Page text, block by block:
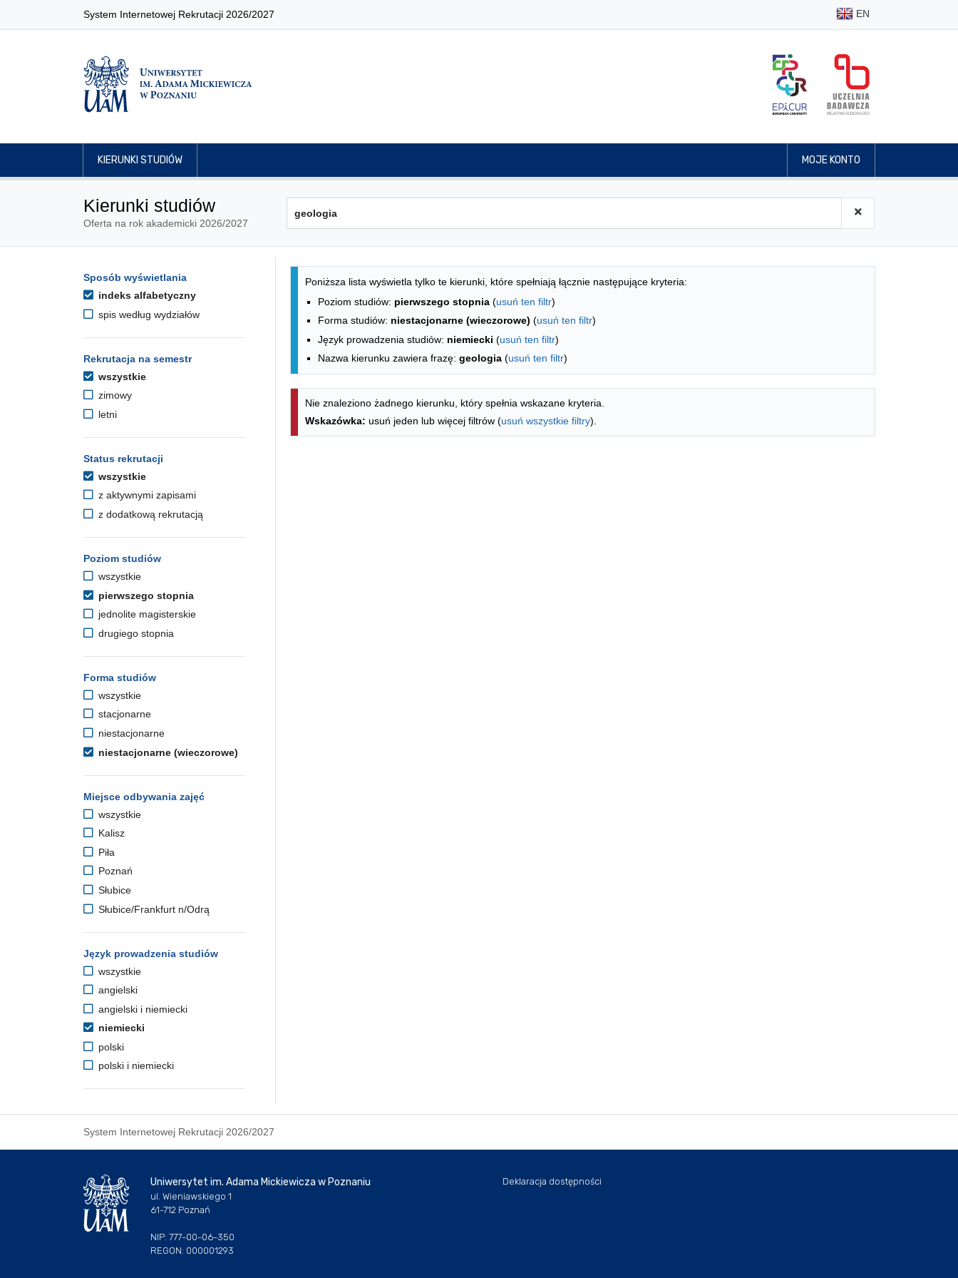
System Internetowej Rekrutacji 2026/2027 EN
KIERUNKI STUDIÓW MOJE KONTO
Kierunki studiów
Oferta na rok akademicki 2026/2027
Opcje filtrowania kierunków studiów
Przejdź do listy kierunków
Sposób wyświetlania
indeks alfabetyczny
spis według wydziałów
Rekrutacja na semestr
wszystkie
zimowy
letni
Status rekrutacji
wszystkie
z aktywnymi zapisami
z dodatkową rekrutacją
Poziom studiów
wszystkie
pierwszego stopnia
jednolite magisterskie
drugiego stopnia
Forma studiów
wszystkie
stacjonarne
niestacjonarne
niestacjonarne (wieczorowe)
Miejsce odbywania zajęć
wszystkie
Kalisz
Piła
Poznań
Słubice
Słubice/Frankfurt n/Odrą
Język prowadzenia studiów
wszystkie
angielski
angielski i niemiecki
niemiecki
polski
polski i niemiecki
Lista kierunków - indeks alfabetyczny
Poniższa lista wyświetla tylko te kierunki, które spełniają łącznie następujące kryteria:
Poziom studiów: pierwszego stopnia (usuń ten filtr)
Forma studiów: niestacjonarne (wieczorowe) (usuń ten filtr)
Język prowadzenia studiów: niemiecki (usuń ten filtr)
Nazwa kierunku zawiera frazę: geologia (usuń ten filtr)
Nie znaleziono żadnego kierunku, który spełnia wskazane kryteria.
Wskazówka: usuń jeden lub więcej filtrów (usuń wszystkie filtry).
System Internetowej Rekrutacji 2026/2027
Uniwersytet im. Adama Mickiewicza w Poznaniu
ul. Wieniawskiego 1
61-712 Poznań
NIP: 777-00-06-350
REGON: 000001293
Deklaracja dostępności